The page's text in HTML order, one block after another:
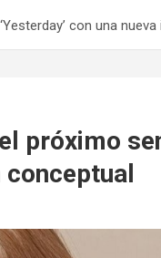
con una
próximo
conceptual